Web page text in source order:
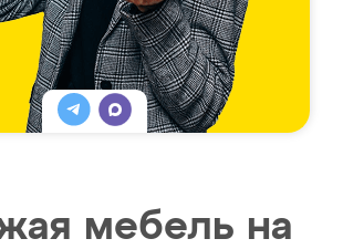
мебель на